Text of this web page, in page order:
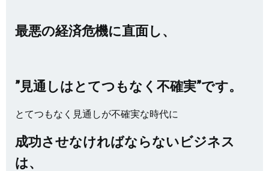
最悪の経済危機に直面し、
”見通しはとてつもなく不確実”です。
とてつもなく見通しが不確実な時代に
成功させなければならないビジネス
は、